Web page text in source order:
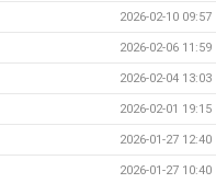
2026-02-10 09:57
2026-02-06 11:59
2026-02-04 13:03
2026-02-01 19:15
2026-01-27 12:40
2026-01-27 10:40